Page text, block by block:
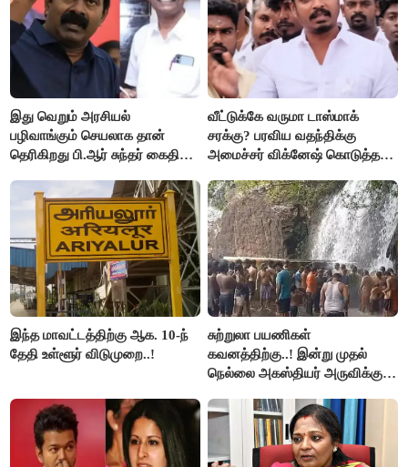
இது வெறும் அரசியல்
பழிவாங்கும் செயலாக தான்
தெரிகிறது பி.ஆர் சுந்தர் கைதிற்கு
வீட்டுக்கே வருமா டாஸ்மாக்
சரக்கு? பரவிய வதந்திக்கு
அமைச்சர் விக்னேஷ் கொடுத்த
இந்த மாவட்டத்திற்கு ஆக. 10-ந்
தேதி உள்ளூர் விடுமுறை..!
சுற்றுலா பயணிகள்
கவனத்திற்கு..! இன்று முதல்
நெல்லை அகஸ்தியர் அருவிக்கு